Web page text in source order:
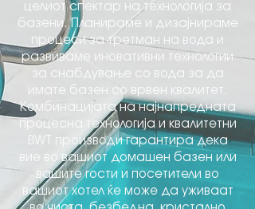
целиот спектар на технологија за
базени. Планираме и дизајнираме
процеси за третман на вода и
развиваме иновативни технологии
за снабдување со вода за да
имате базен со врвен квалитет.
Комбинацијата на најнапредната
процесна технологија и квалитетни
BWT производи гарантира дека
вие во вашиот домашен базен или
вашите гости и посетители во
вашиот хотел ќе може да уживаат